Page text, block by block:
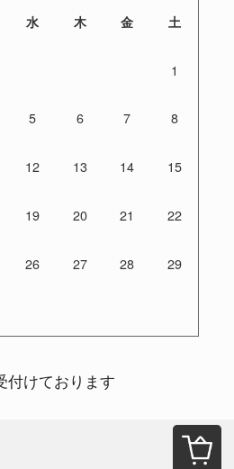
水 木 金 土
1
5 6 7 8
12 13 14 15
19 20 21 22
26 27 28 29
付けております